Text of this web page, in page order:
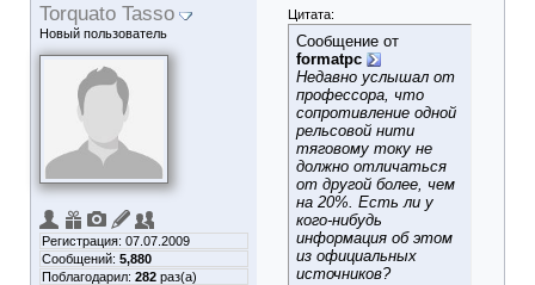
Torquato Tasso
Новый пользователь
Регистрация: 07.07.2009
Сообщений: 5,880
Поблагодарил: 282 раз(а)
Цитата:
Сообщение от
formatpc
Недавно услышал от
профессора, что
сопротивление одной
рельсовой нити
тяговому току не
должно отличаться
от другой более, чем
на 20%. Есть ли у
кого-нибудь
информация об этом
из официальных
источников?